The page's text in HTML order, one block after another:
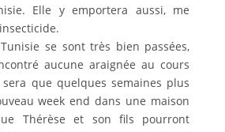
Elle y emportera aussi, me
se sont très bien passées,
aucune araignée au cours
que quelques semaines plus
week end dans une maison
Thérèse et son fils pourront